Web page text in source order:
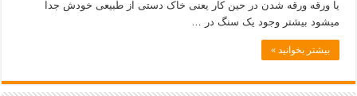
یا ورقه ورقه شدن در حین کار یعنی خاک دستی از طبیعی خودش جدا
میشود بیشتر وجود یک سنگ در …
بیشتر بخوانید »